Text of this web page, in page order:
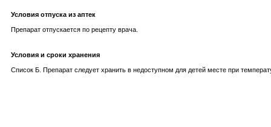
Условия отпуска из аптек
Препарат отпускается по рецепту врача.
Условия и сроки хранения
Список Б. Препарат следует хранить в недоступном для детей месте при